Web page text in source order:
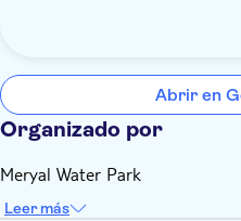
Abrir en
Organizado por
Meryal Water Park
Leer más